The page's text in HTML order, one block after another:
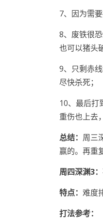
7、因为需
8、废铁很
也可以猪头
9、只剩赤
尽快杀死；
10、最后打
重伤也上去
总结： 周三
赢的。再重
周四深渊3
特点： 难度
打法参考：